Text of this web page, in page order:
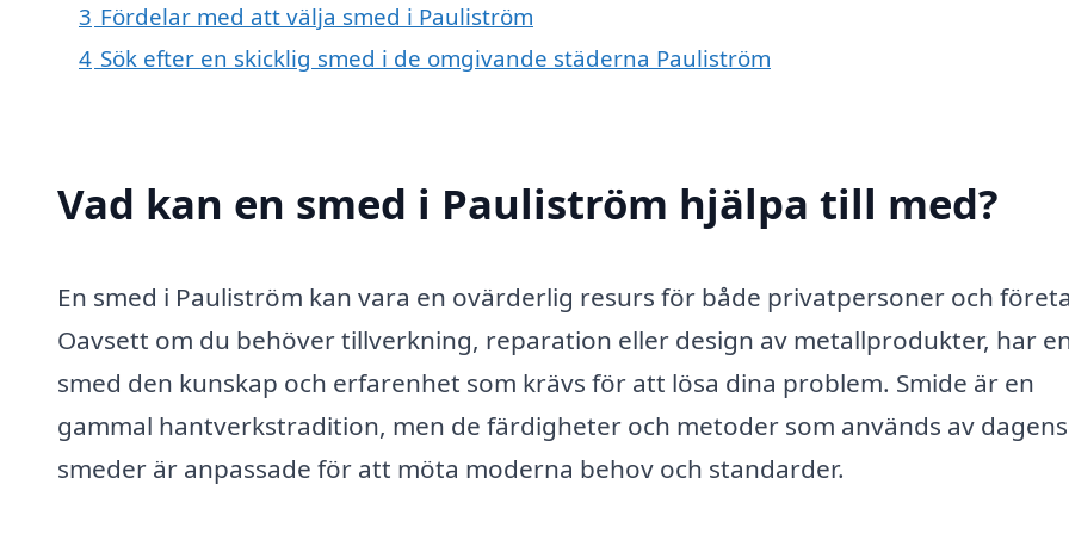
3 Fördelar med att välja smed i Pauliström
4 Sök efter en skicklig smed i de omgivande städerna Pauliström
Vad kan en smed i Pauliström hjälpa till med?
En smed i Pauliström kan vara en ovärderlig resurs för både privatpersoner och
Oavsett om du behöver tillverkning, reparation eller design av metallprodukter, har
smed den kunskap och erfarenhet som krävs för att lösa dina problem. Smide är en
gammal hantverkstradition, men de färdigheter och metoder som används av dagens
smeder är anpassade för att möta moderna behov och standarder.